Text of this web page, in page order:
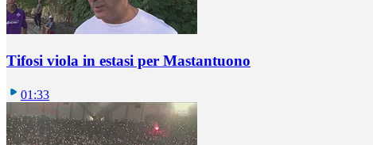
Tifosi viola in estasi per Mastantuono
01:33